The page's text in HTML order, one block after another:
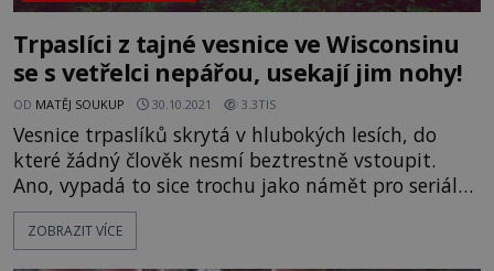
Trpaslíci z tajné vesnice ve Wisconsinu
se s vetřelci nepářou, usekají jim nohy!
OD MATĚJ SOUKUP 30.10.2021 3.3TIS
Vesnice trpaslíků skrytá v hlubokých lesích, do
které žádný člověk nesmí beztrestně vstoupit.
Ano, vypadá to sice trochu jako námět pro seriál
Šmoulové nebo Pán prstenů, ale řeč je o pověsti,
která se traduje v americkém Wisconsinu. Pokud
ZOBRAZIT VÍCE